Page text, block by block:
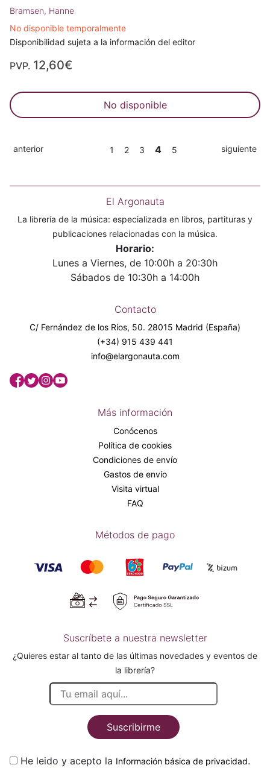
Bramsen, Hanne
No disponible temporalmente
Disponibilidad sujeta a la información del editor
PVP. 12,60€
No disponible
anterior 1 2 3 4 5 siguiente
El Argonauta
La librería de la música: especializada en libros, partituras y
publicaciones relacionadas con la música.
Horario:
Lunes a Viernes, de 10:00h a 20:30h
Sábados de 10:30h a 14:00h
Contacto
C/ Fernández de los Ríos, 50. 28015 Madrid (España)
(+34) 915 439 441
info@elargonauta.com
Más información
Conócenos
Política de cookies
Condiciones de envío
Gastos de envío
Visita virtual
FAQ
Métodos de pago
Suscríbete a nuestra newsletter
¿Quieres estar al tanto de las últimas novedades y eventos de
la librería?
Suscribirme
He leido y acepto la Información básica de privacidad.